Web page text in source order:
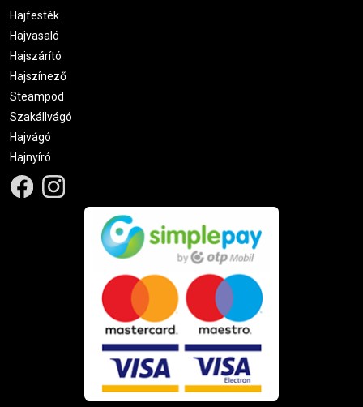
Hajfesték
Hajvasaló
Hajszárító
Hajszínező
Steampod
Szakállvágó
Hajvágó
Hajnyíró